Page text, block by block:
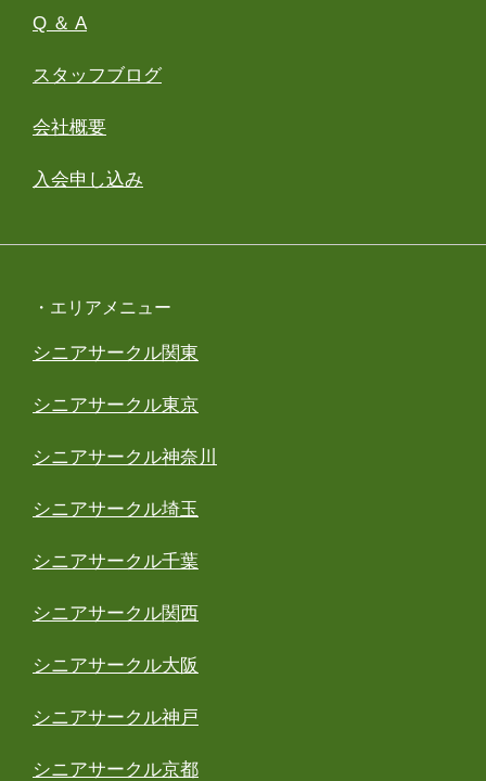
Q ＆ A
スタッフブログ
会社概要
入会申し込み
・エリアメニュー
シニアサークル関東
シニアサークル東京
シニアサークル神奈川
シニアサークル埼玉
シニアサークル千葉
シニアサークル関西
シニアサークル大阪
シニアサークル神戸
シニアサークル京都